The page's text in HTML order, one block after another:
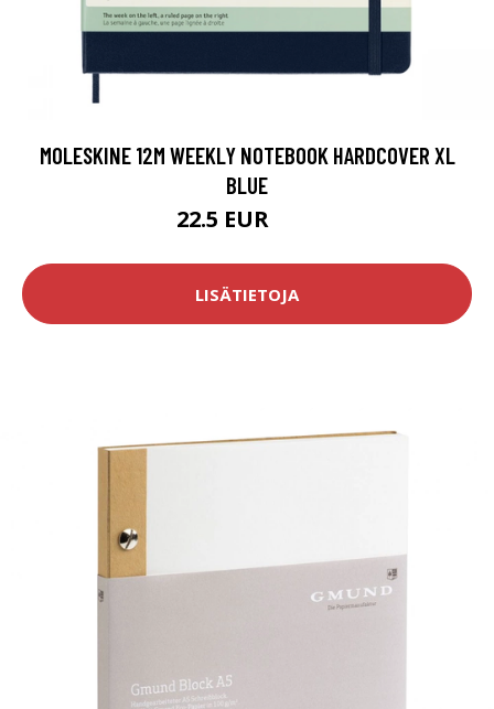
MOLESKINE 12M WEEKLY NOTEBOOK HARDCOVER XL
BLUE
22.5 EUR
LISÄTIETOJA